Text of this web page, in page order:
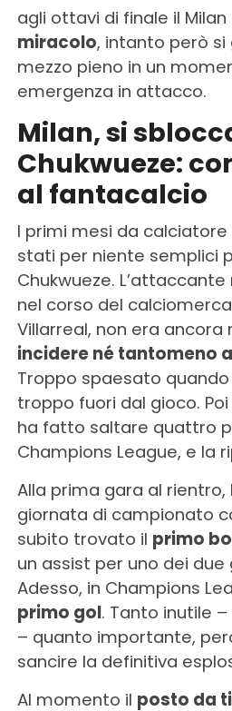
agli ottavi di finale il Milan
miracolo, intanto però
mezzo pieno in un
emergenza in attacco.
Milan, si
Chukwueze:
al fantacalcio
I primi mesi da calciatore
stati per niente semplici
Chukwueze.
nel corso del
Villarreal, non era ancora
incidere né tantomeno
Troppo spaesato
troppo fuori dal gioco. Poi
ha fatto saltare quattro
Champions League, e la
Alla prima gara al rientro,
giornata di campionato
subito trovato il primo
un assist per uno dei due
Adesso, in Champions
primo gol. Tanto inutile
– quanto importante,
sancire la definitiva
Al momento il posto da